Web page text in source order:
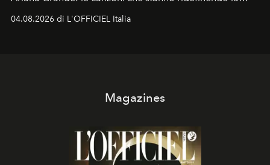
colonna sonora della stagione.
04.08.2026 di L'OFFICIEL Italia
Magazines